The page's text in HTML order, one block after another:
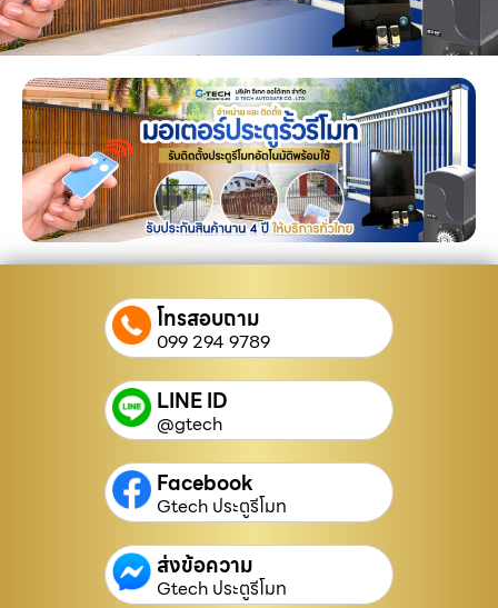
โทรสอบถาม
099 294 9789
LINE ID
@gtech
Facebook
Gtech ประตูรีโมท
ส่งข้อความ
Gtech ประตูรีโมท